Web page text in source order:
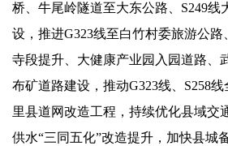
桥、牛尾岭隧道至大东公路、S249线
设，推进G323线至白竹村委旅游公路
寺段提升、大健康产业园入园道路、
布矿道路建设，推动G323线、S258
里县道网改造工程，持续优化县域交
供水“三同五化”改造提升，加快县城